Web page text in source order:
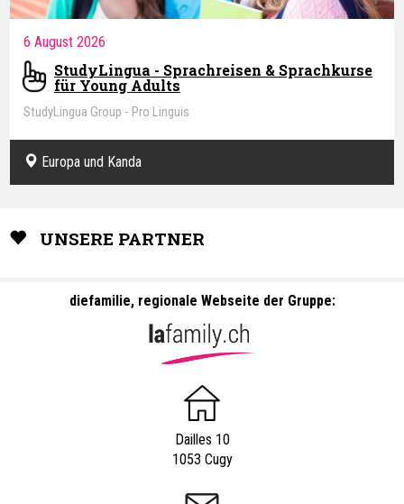
6 August 2026
StudyLingua - Sprachreisen & Sprachkurse
für Young Adults
StudyLingua Group - Pro Linguis
Europa und Kanda
UNSERE PARTNER
diefamilie, regionale Webseite der Gruppe:
Dailles 10
1053 Cugy